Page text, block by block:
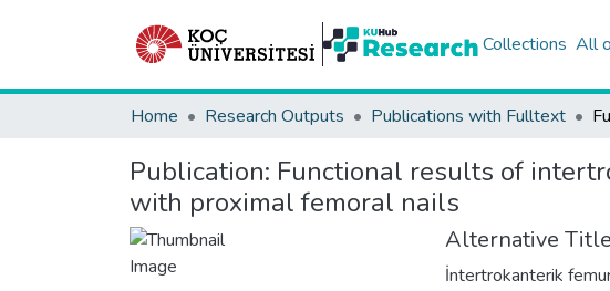
Collections All
Home Research Outputs Publications with Fulltext
Publication: Functional results of
with proximal femoral nails
Alternative Title
İntertrokanterik femur